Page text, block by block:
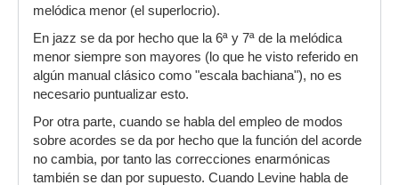
melódica menor (el superlocrio).
En jazz se da por hecho que la 6ª y 7ª de la melódica
menor siempre son mayores (lo que he visto referido en
algún manual clásico como "escala bachiana"), no es
necesario puntualizar esto.
Por otra parte, cuando se habla del empleo de modos
sobre acordes se da por hecho que la función del acorde
no cambia, por tanto las correcciones enarmónicas
también se dan por supuesto. Cuando Levine habla de